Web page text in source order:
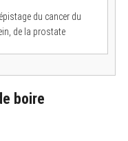
du cancer du
de la prostate
boire